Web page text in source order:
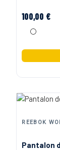
100,00 €
Noir / Bleu
Noir/
REEBOK
Pantalon